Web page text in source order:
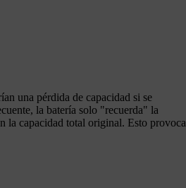
una pérdida de capacidad si se
la batería solo "recuerda" la
la capacidad total original. Esto provoca